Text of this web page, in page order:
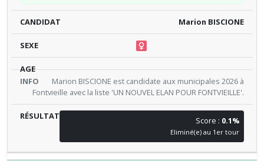
Marion BISCIONE
Marion BISCIONE est candidate aux municipales 2026 à
Fontvieille avec la liste 'UN NOUVEL ELAN POUR FONTVIEILLE'.
Score : 0.1%
Eliminé(e) au 1er tour